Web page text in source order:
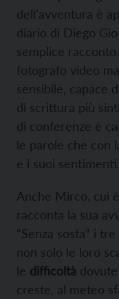
dell’avventura è
diario di Diego
semplice
fotografo video
sensibile, capace
di scrittura più
di conferenze è
le parole che con
e i suoi sentimenti.
Anche Mirco, cui
racconta la sua
“Senza sosta” i
non solo le loro
le difficoltà
creste, al meteo